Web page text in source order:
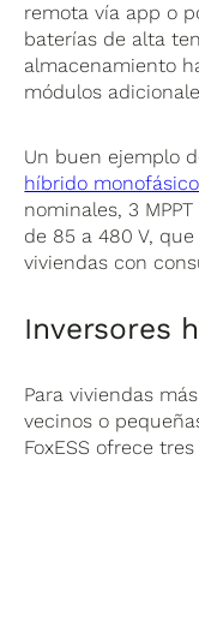
remota vía app o
baterías de alta
almacenamiento
módulos
Un buen ejemplo
híbrido monofásico
nominales, 3
de 85 a 480 V,
viviendas con
Inversores
Para viviendas
vecinos o
FoxESS ofrece